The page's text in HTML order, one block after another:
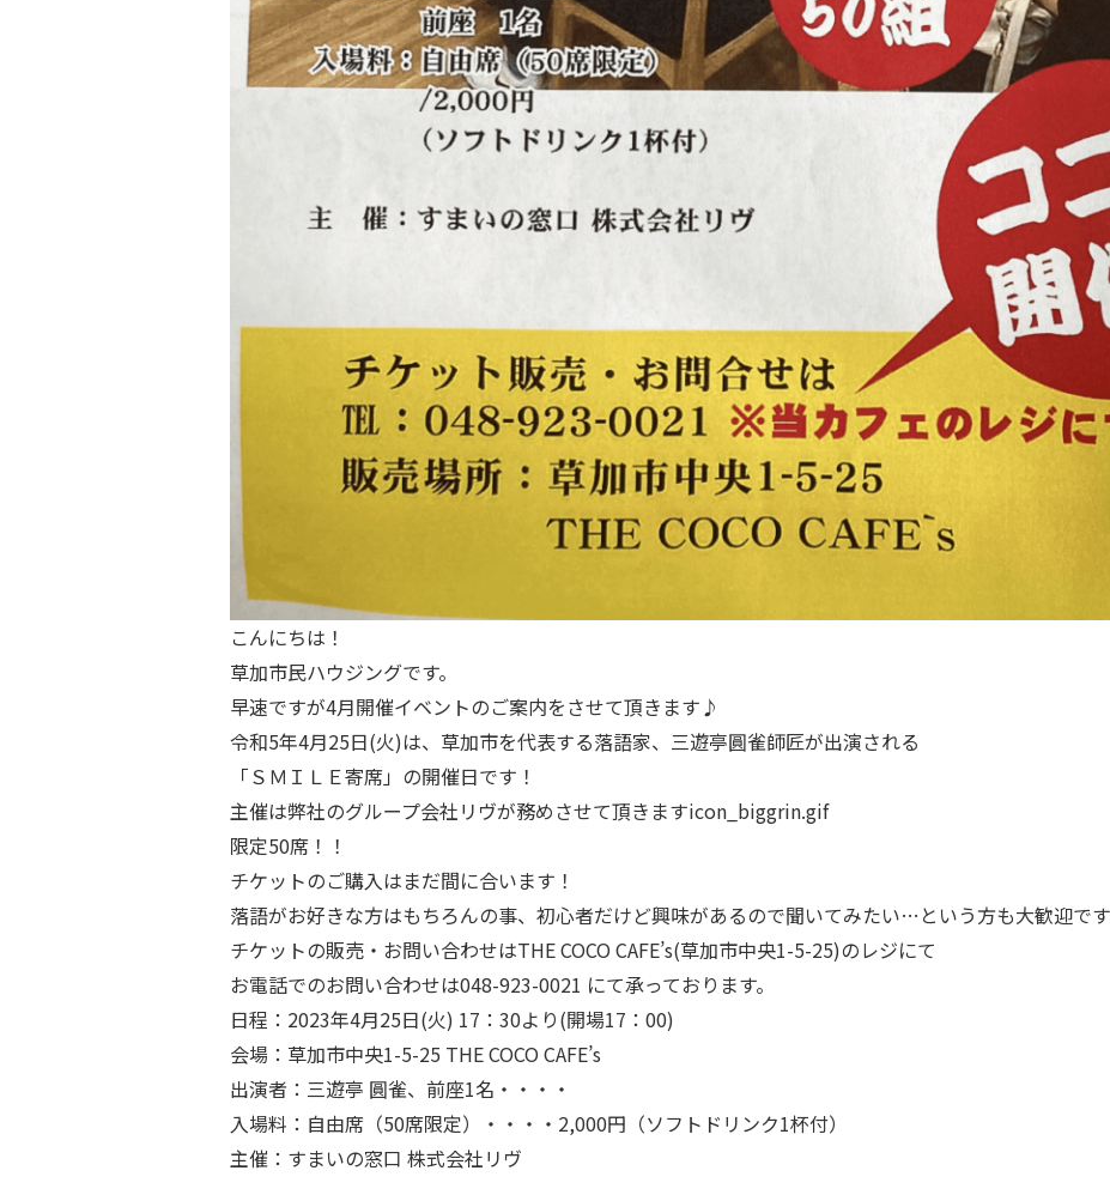
こんにちは！
草加市民ハウジングです。
早速ですが4月開催イベントのご案内をさせて頂きます♪
令和5年4月25日(火)は、草加市を代表する落語家、三遊亭圓雀師匠が出演される
「ＳＭＩＬＥ寄席」の開催日です！
主催は弊社のグループ会社リヴが務めさせて頂きますicon_biggrin.gif
限定50席！！
チケットのご購入はまだ間に合います！
落語がお好きな方はもちろんの事、初心者だけど興味があるので聞いてみたい…という方も大歓迎です
チケットの販売・お問い合わせはTHE COCO CAFE’s(草加市中央1-5-25)のレジにて
お電話でのお問い合わせは048-923-0021 にて承っております。
日程：2023年4月25日(火) 17：30より(開場17：00)
会場：草加市中央1-5-25 THE COCO CAFE’s
出演者：三遊亭 圓雀、前座1名・・・・
入場料：自由席（50席限定）・・・・2,000円（ソフトドリンク1杯付）
主催：すまいの窓口 株式会社リヴ